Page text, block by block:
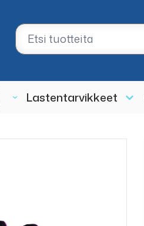
Lastentarvikkeet